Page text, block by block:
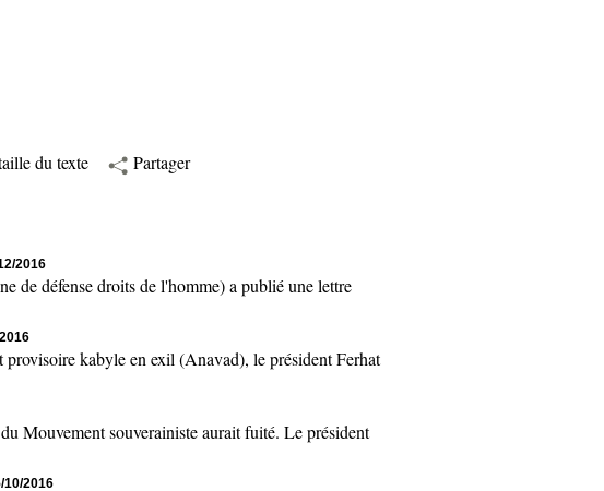
du texte Partager
2016
défense droits de l'homme) a publié une lettre
kabyle en exil (Anavad), le président Ferhat
Mouvement souverainiste aurait fuité. Le président
10/2016